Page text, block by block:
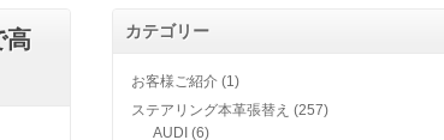
高
カテゴリー
お客様ご紹介 (1)
ステアリング本革張替え (257)
AUDI (6)